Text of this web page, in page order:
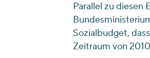
Parallel zu diesen
Sozialbudget,
Zeitraum von